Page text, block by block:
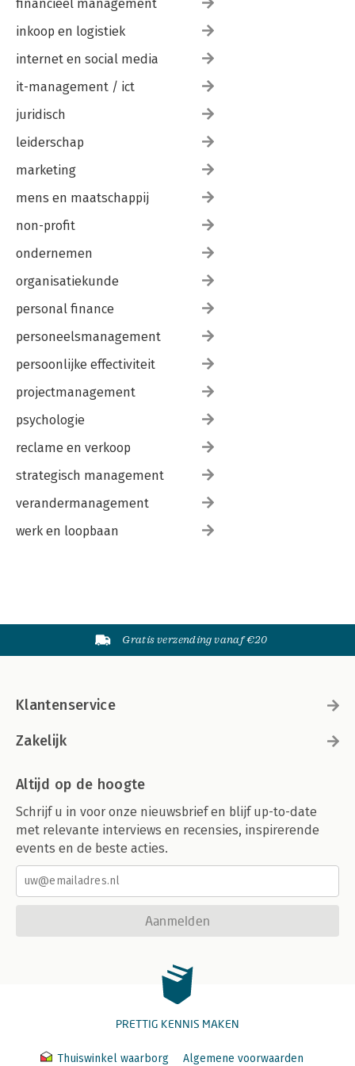
financieel management
inkoop en logistiek
internet en social media
it-management / ict
juridisch
leiderschap
marketing
mens en maatschappij
non-profit
ondernemen
organisatiekunde
personal finance
personeelsmanagement
persoonlijke effectiviteit
projectmanagement
psychologie
reclame en verkoop
strategisch management
verandermanagement
werk en loopbaan
Gratis verzending vanaf €20
Klantenservice
Zakelijk
Altijd op de hoogte
Schrijf u in voor onze nieuwsbrief en blijf up-to-date
met relevante interviews en recensies, inspirerende
events en de beste acties.
Aanmelden
PRETTIG KENNIS MAKEN
Thuiswinkel waarborg Algemene voorwaarden